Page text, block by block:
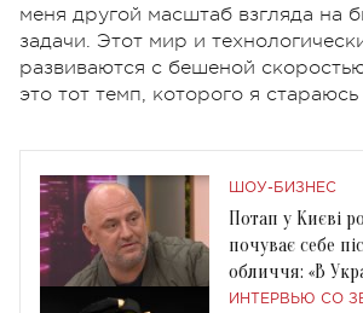
меня другой масштаб взгляда на
задачи. Этот мир и
развиваются с бешеной
это тот темп, которого я
ШОУ-БИЗНЕС
Потап у Києві
почуває себе
обличчя: «В
повернувся
ИНТЕРВЬЮ СО